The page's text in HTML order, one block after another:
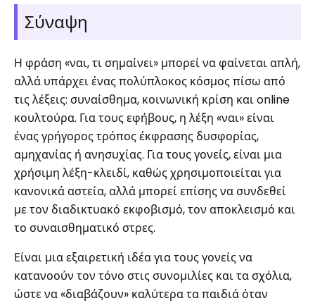
Σύναψη
Η φράση «ναι, τι σημαίνει» μπορεί να φαίνεται απλή,
αλλά υπάρχει ένας πολύπλοκος κόσμος πίσω από
τις λέξεις: συναίσθημα, κοινωνική κρίση και online
κουλτούρα. Για τους εφήβους, η λέξη «ναι» είναι
ένας γρήγορος τρόπος έκφρασης δυσφορίας,
αμηχανίας ή ανησυχίας. Για τους γονείς, είναι μια
χρήσιμη λέξη-κλειδί, καθώς χρησιμοποιείται για
κανονικά αστεία, αλλά μπορεί επίσης να συνδεθεί
με τον διαδικτυακό εκφοβισμό, τον αποκλεισμό και
το συναισθηματικό στρες.
Είναι μια εξαιρετική ιδέα για τους γονείς να
κατανοούν τον τόνο στις συνομιλίες και τα σχόλια,
ώστε να «διαβάζουν» καλύτερα τα παιδιά όταν